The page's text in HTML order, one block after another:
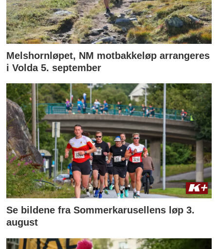
Melshornløpet, NM motbakkeløp arrangeres
i Volda 5. september
Se bildene fra Sommerkarusellens løp 3.
august